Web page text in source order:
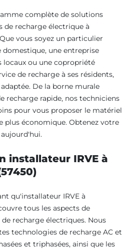
complète de solutions
de recharge électrique à
vous soyez un particulier
une entreprise
locaux ou une copropriété
de recharge à ses résidents,
De la borne murale
recharge rapide, nos techniciens
pour vous proposer le matériel
plus économique. Obtenez votre
installateur IRVE à
qu'installateur IRVE à
tous les aspects de
recharge électriques. Nous
technologies de recharge AC et
et triphasées, ainsi que les